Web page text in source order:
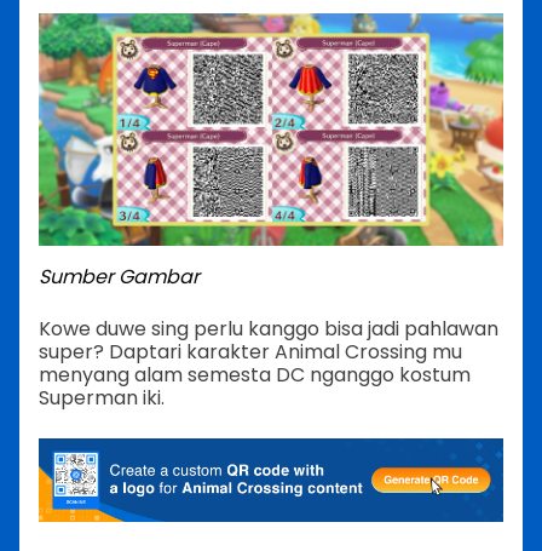
Sumber Gambar
Kowe duwe sing perlu kanggo bisa jadi pahlawan
super? Daptari karakter Animal Crossing mu
menyang alam semesta DC nganggo kostum
Superman iki.